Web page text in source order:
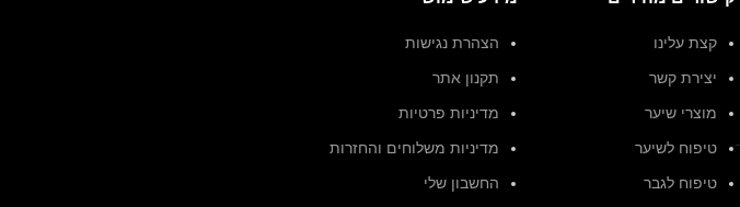
קצת עלינו
יצירת קשר
מוצרי שיער
טיפוח לשיער
טיפוח לגבר
הצהרת נגישות
תקנון אתר
מדיניות פרטיות
מדיניות משלוחים והחזרות
החשבון שלי